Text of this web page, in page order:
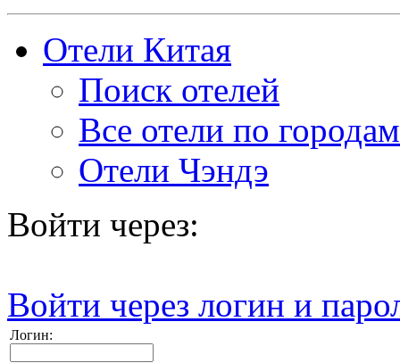
Отели Китая
Поиск отелей
Все отели по городам
Отели Чэндэ
Войти через:
Войти через логин и
Логин: